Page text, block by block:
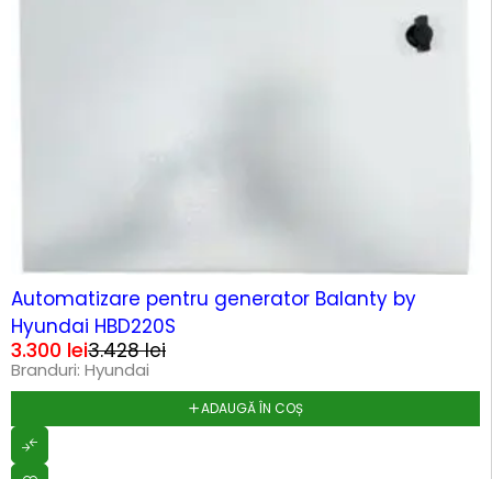
Automatizare pentru generator Balanty by
Hyundai HBD220S
3.428lei
3.300 lei
Branduri: Hyundai
ADAUGĂ ÎN COȘ